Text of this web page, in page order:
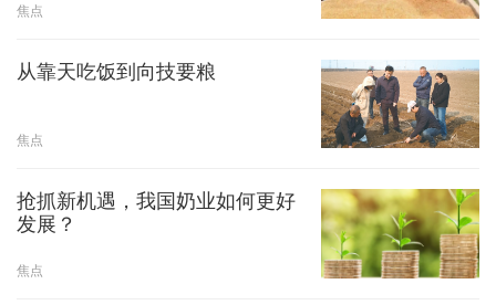
焦点
从靠天吃饭到向技要粮
焦点
抢抓新机遇，我国奶业如何更好
发展？
焦点